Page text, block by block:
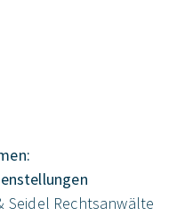
Seidel Rechtsanwälte